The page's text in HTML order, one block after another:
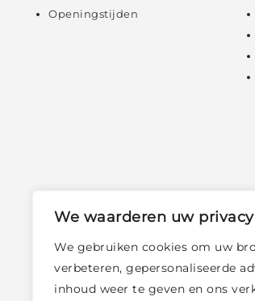
We waarderen uw privacy
We gebruiken cookies om uw
verbeteren, gepersonaliseerde
inhoud weer te geven en ons
Openingstijden